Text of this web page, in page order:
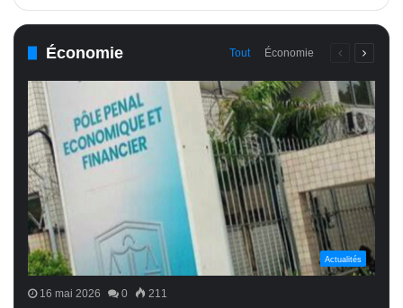
Économie Tout Économie
PagePage
Actualités
16 mai 2026 0 211